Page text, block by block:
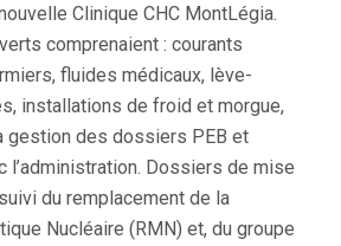
Clinique CHC MontLégia.
comprenaient : courants
fluides médicaux, lève-
installations de froid et morgue,
gestion des dossiers PEB et
l’administration. Dossiers de mise
du remplacement de la
Nucléaire (RMN) et, du groupe